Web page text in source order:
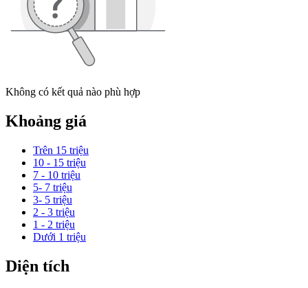
Không có kết quả nào phù hợp
Khoảng giá
Trên 15 triệu
10 - 15 triệu
7 - 10 triệu
5- 7 triệu
3- 5 triệu
2 - 3 triệu
1 - 2 triệu
Dưới 1 triệu
Diện tích